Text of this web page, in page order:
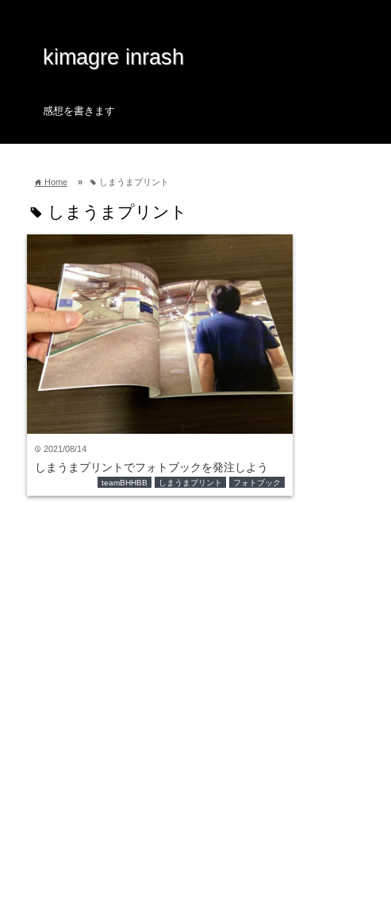
kimagre inrash
感想を書きます
home Home » tag しまうまプリント
tag しまうまプリント
time 2021/08/14
しまうまプリントでフォトブックを発注しよう
teamBHHBB しまうまプリント フォトブック